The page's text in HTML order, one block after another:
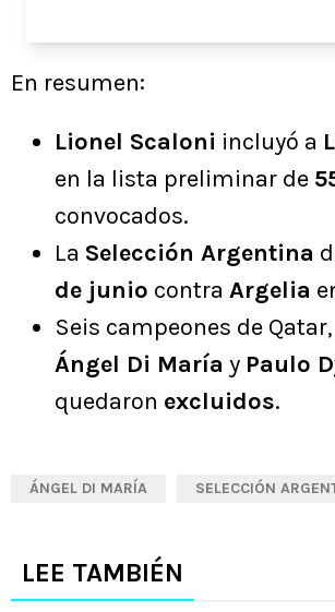
En resumen:
Lionel Scaloni incluyó a
en la lista preliminar de
convocados.
La Selección Argentina
de junio contra Argelia
Seis campeones de
Ángel Di María y Paulo
quedaron excluidos.
ÁNGEL DI MARÍA SELECCIÓN
LEE TAMBIÉN